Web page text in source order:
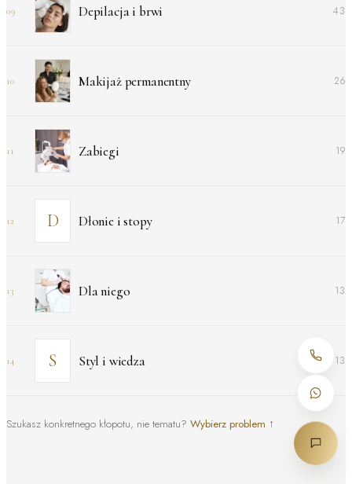
09 Depilacja i brwi 43
10 Makijaż permanentny 26
11 Zabiegi 19
12 Dłonie i stopy 17
13 Dla niego 13
14 Styl i wiedza 13
Szukasz konkretnego kłopotu, nie tematu? Wybierz problem ↑